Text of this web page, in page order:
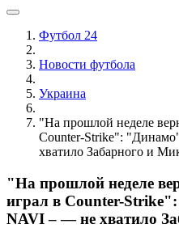
Футбол 24
Новости футбола
Украина
"На прошлой неделе
Counter-Strike":
хватило Забарного и
"На прошлой неделе
играл в Counter-
NAVI – — не хватило